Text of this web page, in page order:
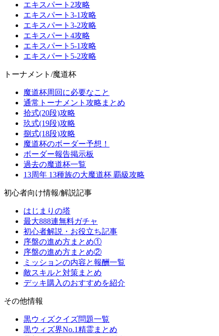
エキスパート2攻略
エキスパート3-1攻略
エキスパート3-2攻略
エキスパート4攻略
エキスパート5-1攻略
エキスパート5-2攻略
トーナメント/魔道杯
魔道杯周回に必要なこと
通常トーナメント攻略まとめ
拾式(20段)攻略
玖式(19段)攻略
捌式(18段)攻略
魔道杯のボーダー予想！
ボーダー報告掲示板
過去の魔道杯一覧
13周年 13種族の大魔道杯 覇級攻略
初心者向け情報/解説記事
はじまりの塔
最大888連無料ガチャ
初心者解説・お役立ち記事
序盤の進め方まとめ①
序盤の進め方まとめ②
ミッションの内容と報酬一覧
敵スキルと対策まとめ
デッキ購入のおすすめを紹介
その他情報
黒ウィズクイズ問題一覧
黒ウィズ界No.1精霊まとめ